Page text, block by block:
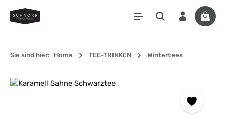
Zum Hauptinhalt springen
Sie sind hier: Home TEE-TRINKEN Wintertees
Bildergalerie überspringen